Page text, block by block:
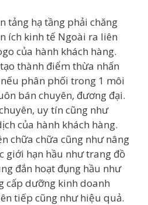
tảng hạ tầng phải chăng
ích kinh tế Ngoài ra liên
của hành khách hàng.
thành điểm thừa nhấn
phân phối trong 1 môi
bán chuyên, đương đại.
uy tín cũng như
của hành khách hàng.
chữa chữa cũng như nâng
giới hạn hầu như trang đồ
đắn hoạt đụng hầu như
cấp dưỡng kinh doanh
tiếp cũng như hiệu quả.